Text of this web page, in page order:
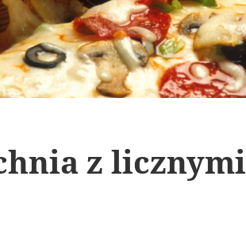
z licznymi